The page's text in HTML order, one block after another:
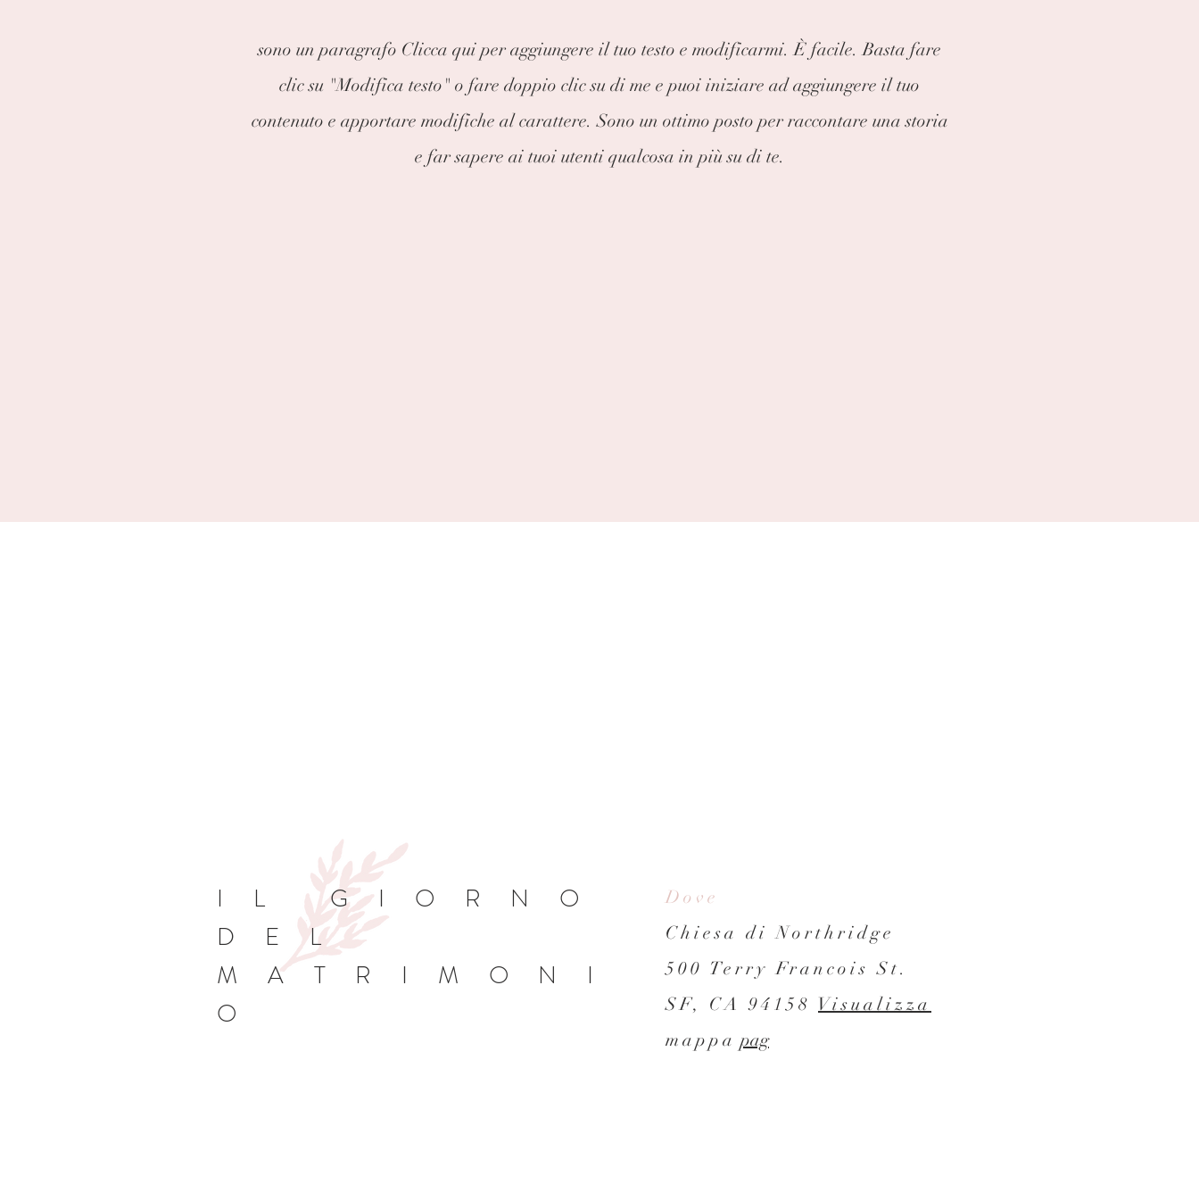
IL GIORNO
DEL
MATRIMONI
O
Dove
Chiesa di Northridge
500 Terry Francois St.
SF, CA 94158 Visualizza
mappa pag
sono un paragrafo Clicca qui per aggiungere il tuo testo e modificarmi. È facile. Basta fare
clic su "Modifica testo" o fare doppio clic su di me e puoi iniziare ad aggiungere il tuo
contenuto e apportare modifiche al carattere. Sono un ottimo posto per raccontare una storia
e far sapere ai tuoi utenti qualcosa in più su di te.